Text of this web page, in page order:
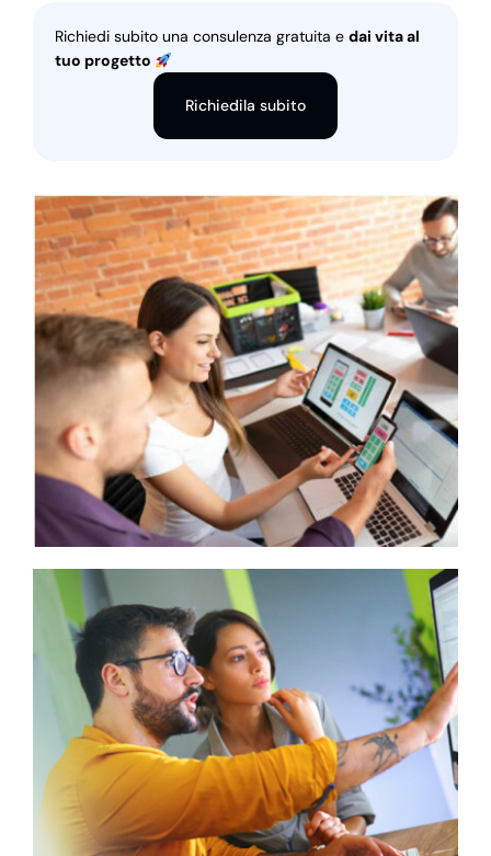
Richiedi subito una consulenza gratuita e dai vita al
tuo progetto
Richiedila subito